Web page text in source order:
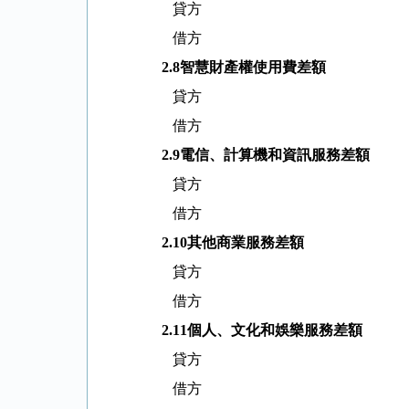
貸方
借方
2.8智慧財產權使用費差額
貸方
借方
2.9電信、計算機和資訊服務差額
貸方
借方
2.10其他商業服務差額
貸方
借方
2.11個人、文化和娛樂服務差額
貸方
借方